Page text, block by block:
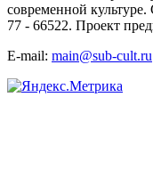
современной
77 - 66522. Проект
E-mail: main@sub-cult.ru